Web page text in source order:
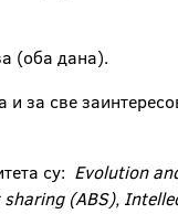
(оба дана).
за све
су: Evolution
(ABS),